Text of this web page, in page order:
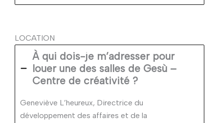
LOCATION
À qui dois-je m’adresser pour
louer une des salles de Gesù –
Centre de créativité ?
Geneviève L’heureux, Directrice du
développement des affaires et de la